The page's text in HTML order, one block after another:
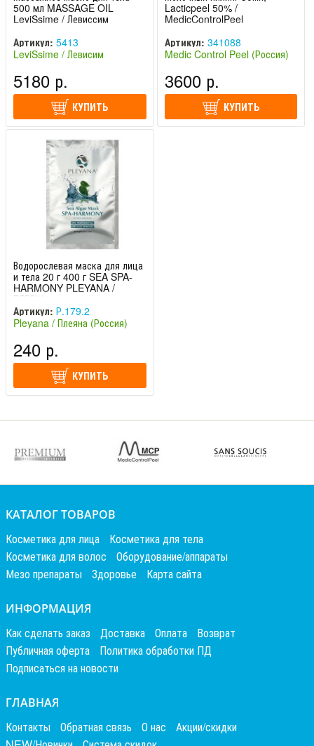
500 мл MASSAGE OIL
LeviSsime / Левиссим
Артикул: 5413
LeviSsime / Левисим
5180 р.
КУПИТЬ
Lacticpeel 50% /
MedicControlPeel
Артикул: 341088
Medic Control Peel (Россия)
3600 р.
КУПИТЬ
Водорослевая маска для лица
и тела 20 г 400 г SEA SPA-
HARMONY PLEYANA /
ПЛЕЯНА
Артикул: Р.179.2
Pleyana / Плеяна (Россия)
240 р.
КУПИТЬ
КАТАЛОГ ТОВАРОВ
Косметика для лица
Косметика для тела
Косметика для волос
Оборудование/аппараты
Мезо препараты
Здоровье Карта сайта
ИНФОРМАЦИЯ
Как сделать заказ Доставка Оплата
Возврат
Публичная оферта
Политика обработки ПД
Подписаться на новости
ГЛАВНАЯ
Контакты Обратная связь О нас
Акции/скидки